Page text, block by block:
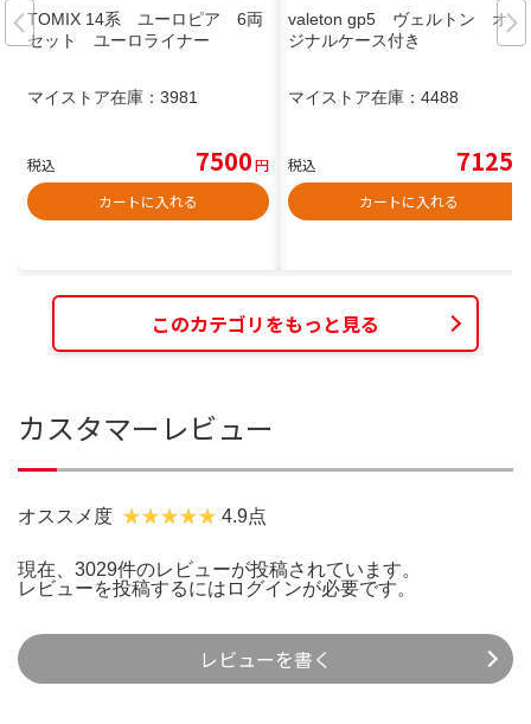
TOMIX 14系 ユーロピア 6両
セット ユーロライナー
マイストア在庫： 3981
税込 7500円
カートに入れる
valeton gp5 ヴェルトン オリ
ジナルケース付き
マイストア在庫： 4488
税込 7125
カートに入れる
このカテゴリをもっと見る
カスタマーレビュー
オススメ度 4.9点
現在、3029件のレビューが投稿されています。
レビューを投稿するには ログインが必要です。
レビューを書く